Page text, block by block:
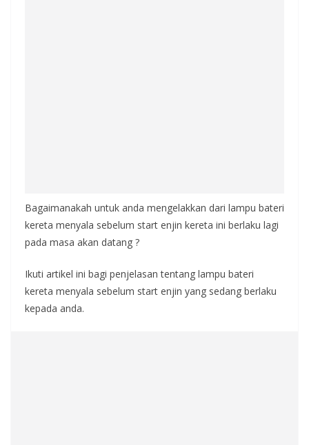
Bagaimanakah untuk anda mengelakkan dari lampu bateri
kereta menyala sebelum start enjin kereta ini berlaku lagi
pada masa akan datang ?
Ikuti artikel ini bagi penjelasan tentang lampu bateri
kereta menyala sebelum start enjin yang sedang berlaku
kepada anda.